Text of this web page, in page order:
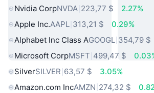
Nvidia CorpNVDA 223,77 $
2.27%
Apple Inc.AAPL 313,21 $
0.29%
Alphabet Inc Class AGOOGL 354,79 $
Microsoft CorpMSFT 499,47 $
SilverSILVER 63,57 $
3.05%
Amazon.com IncAMZN 274,32 $